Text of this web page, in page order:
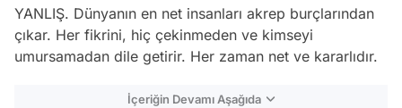
YANLIŞ. Dünyanın en net insanları akrep burçlarından
çıkar. Her fikrini, hiç çekinmeden ve kimseyi
umursamadan dile getirir. Her zaman net ve kararlıdır.
İçeriğin Devamı Aşağıda